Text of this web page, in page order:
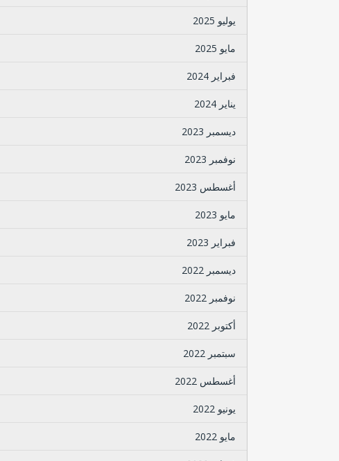
يوليو 2025
مايو 2025
فبراير 2024
يناير 2024
ديسمبر 2023
نوفمبر 2023
أغسطس 2023
مايو 2023
فبراير 2023
ديسمبر 2022
نوفمبر 2022
أكتوبر 2022
سبتمبر 2022
أغسطس 2022
يونيو 2022
مايو 2022